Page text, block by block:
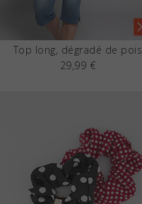
Top long, dégradé de pois
29,99 €